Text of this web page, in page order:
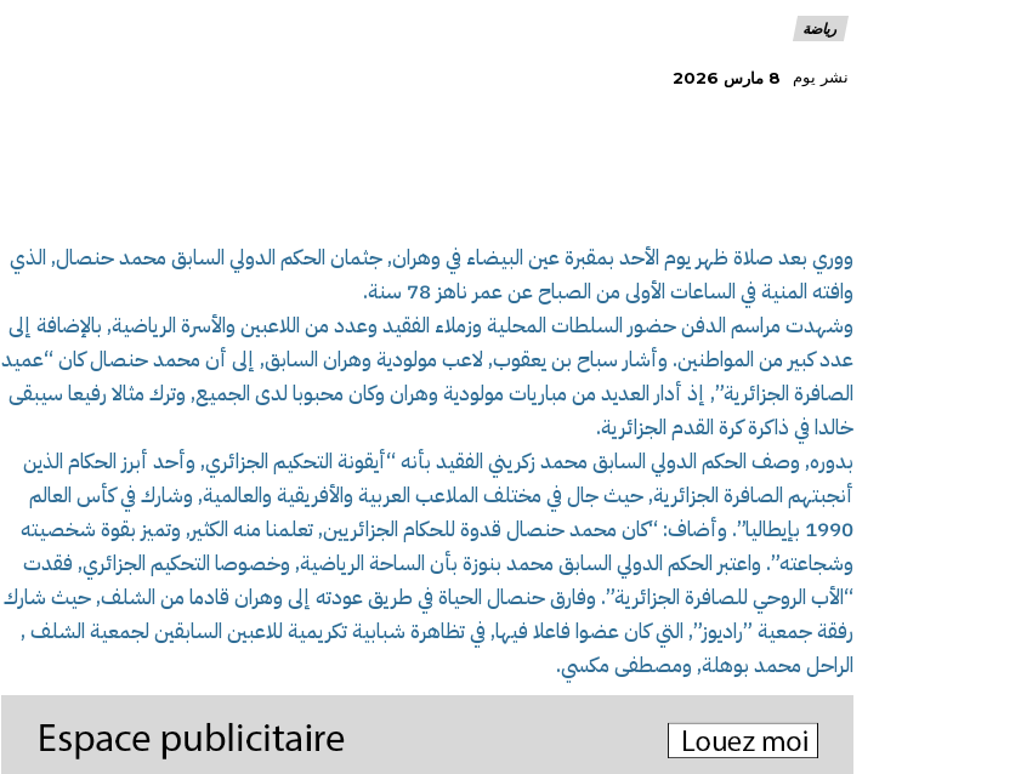
رياضة
نشر يوم 8 مارس 2026
ووري بعد صلاة ظهر يوم الأحد بمقبرة عين البيضاء في وهران, جثمان الحكم الدولي السابق محمد حنصال, الذي
وافته المنية في الساعات الأولى من الصباح عن عمر ناهز 78 سنة.
وشهدت مراسم الدفن حضور السلطات المحلية وزملاء الفقيد وعدد من اللاعبين والأسرة الرياضية, بالإضافة إلى
عدد كبير من المواطنين. وأشار سباح بن يعقوب, لاعب مولودية وهران السابق, إلى أن محمد حنصال كان “عميد
الصافرة الجزائرية”, إذ أدار العديد من مباريات مولودية وهران وكان محبوبا لدى الجميع, وترك مثالا رفيعا سيبقى
خالدا في ذاكرة كرة القدم الجزائرية.
بدوره, وصف الحكم الدولي السابق محمد زكريني الفقيد بأنه “أيقونة التحكيم الجزائري, وأحد أبرز الحكام الذين
أنجبتهم الصافرة الجزائرية, حيث جال في مختلف الملاعب العربية والأفريقية والعالمية, وشارك في كأس العالم
1990 بإيطاليا”. وأضاف: “كان محمد حنصال قدوة للحكام الجزائريين, تعلمنا منه الكثير, وتميز بقوة شخصيته
وشجاعته”. واعتبر الحكم الدولي السابق محمد بنوزة بأن الساحة الرياضية, وخصوصا التحكيم الجزائري, فقدت
“الأب الروحي للصافرة الجزائرية”. وفارق حنصال الحياة في طريق عودته إلى وهران قادما من الشلف, حيث شارك
رفقة جمعية ”راديوز”, التي كان عضوا فاعلا فيها, في تظاهرة شبابية تكريمية للاعبين السابقين لجمعية الشلف ,
الراحل محمد بوهلة, ومصطفى مكسي.